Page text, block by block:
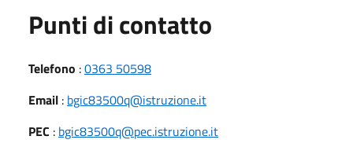
Punti di contatto
Telefono :0363 50598
Email : bgic83500q@istruzione.it
PEC : bgic83500q@pec.istruzione.it